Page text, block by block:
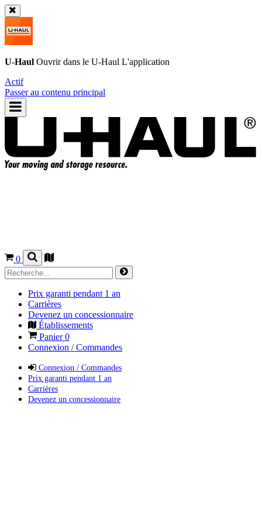
U-Haul Ouvrir dans le U-Haul L'application
Actif
Passer au contenu principal
0
Prix garanti pendant 1 an
Carrières
Devenez un concessionnaire
Établissements
Panier0
Connexion / Commandes
Connexion / Commandes
Prix garanti pendant 1 an
Carrières
Devenez un concessionnaire